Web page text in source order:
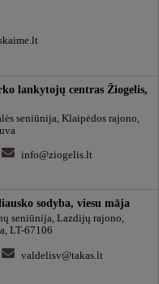
lankytojų centras Žiogelis,
seniūnija, Klaipėdos rajono,
info@ziogelis.lt
sodyba, viesu māja
seniūnija, Lazdijų rajono,
LT-67106
valdelisv@takas.lt